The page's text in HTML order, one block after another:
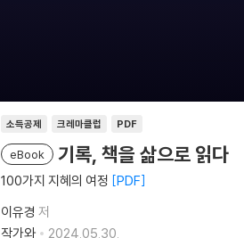
소득공제 크레마클럽 PDF
eBook 기록, 책을 삶으로 읽다
100가지 지혜의 여정 PDF
이유경 저
작가와
2024.05.30.